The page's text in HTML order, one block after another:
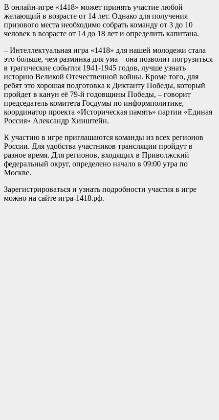
В онлайн-игре «1418» может принять участие любой
желающий в возрасте от 14 лет. Однако для получения
призового места необходимо собрать команду от 3 до 10
человек в возрасте от 14 до 18 лет и определить капитана.
– Интеллектуальная игра «1418» для нашей молодежи стала
это больше, чем разминка для ума – она позволит погрузиться
в трагические события 1941-1945 годов, лучше узнать
историю Великой Отечественной войны. Кроме того, для
ребят это хорошая подготовка к Диктанту Победы, который
пройдет в канун её 79-й годовщины Победы, – говорит
председатель комитета Госдумы по информполитике,
координатор проекта «Историческая память» партии «Единая
Россия» Александр Хинштейн.
К участию в игре приглашаются команды из всех регионов
России. Для удобства участников трансляции пройдут в
разное время. Для регионов, входящих в Приволжский
федеральный округ, определено начало в 09:00 утра по
Москве.
Зарегистрироваться и узнать подробности участия в игре
можно на сайте игра-1418.рф.